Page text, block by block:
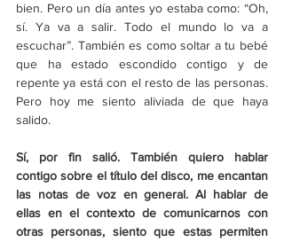
bien. Pero un día antes yo estaba como: “Oh,
sí. Ya va a salir. Todo el mundo lo va a
escuchar”. También es como soltar a tu bebé
que ha estado escondido contigo y de
repente ya está con el resto de las personas.
Pero hoy me siento aliviada de que haya
salido.
Sí, por fin salió. También quiero hablar
contigo sobre el título del disco, me encantan
las notas de voz en general. Al hablar de
ellas en el contexto de comunicarnos con
otras personas, siento que estas permiten